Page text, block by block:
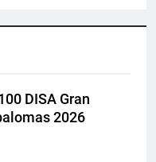
DISA Gran
2026